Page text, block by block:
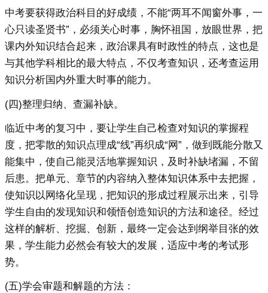
中考要获得政治科目的好成绩，不能“两耳不闻窗外事，一
心只读圣贤书”，必须关心时事，胸怀祖国，放眼世界，把
课内外知识结合起来，政治课具有时政性的特点，这也是
与其他学科相比的最大特点，不仅考查知识，还考查运用
知识分析国内外重大时事的能力。
(四)整理归纳、查漏补缺。
临近中考的复习中，要让学生自己检查对知识的掌握程
度，把零散的知识点理成“线”再织成“网”，做到既能分散又
能集中，使自己能灵活地掌握知识，及时补缺堵漏，不留
后患。把单元、章节的内容纳入整体知识体系中去把握，
使知识以网络化呈现，把知识的形成过程展示出来，引导
学生自由的发现知识和领悟创造知识的方法和途径。经过
这样的解析、挖掘、创新，最终一定会达到纲举目张的效
果，学生能力必然会有较大的发展，适应中考的考试形
势。
(五)学会审题和解题的方法：